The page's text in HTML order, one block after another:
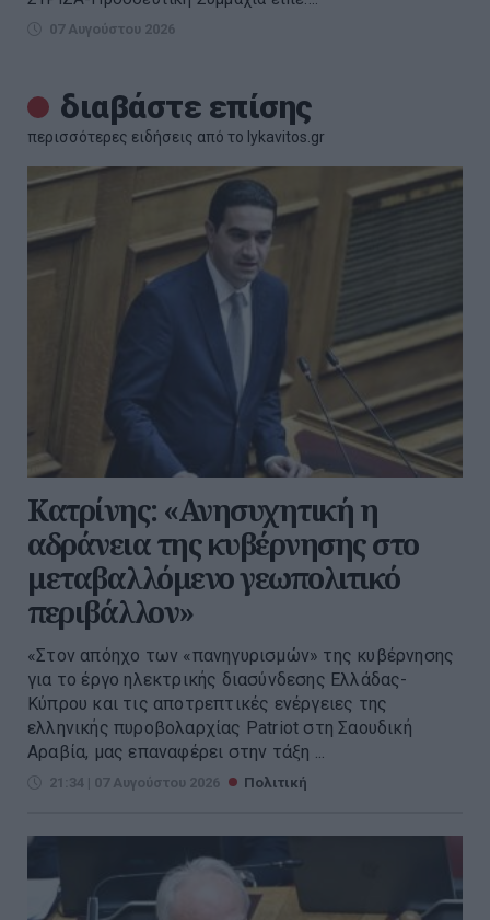
07 Αυγούστου 2026
διαβάστε επίσης
περισσότερες ειδήσεις από το lykavitos.gr
Κατρίνης: «Ανησυχητική η
αδράνεια της κυβέρνησης στο
μεταβαλλόμενο γεωπολιτικό
περιβάλλον»
«Στον απόηχο των «πανηγυρισμών» της κυβέρνησης
για το έργο ηλεκτρικής διασύνδεσης Ελλάδας-
Κύπρου και τις αποτρεπτικές ενέργειες της
ελληνικής πυροβολαρχίας Patriot στη Σαουδική
Αραβία, μας επαναφέρει στην τάξη ...
21:34 | 07 Αυγούστου 2026 Πολιτική